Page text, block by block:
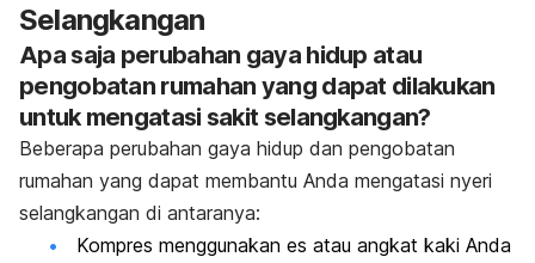
Selangkangan
Apa saja perubahan gaya hidup atau
pengobatan rumahan yang dapat dilakukan
untuk mengatasi sakit selangkangan?
Beberapa perubahan gaya hidup dan pengobatan
rumahan yang dapat membantu Anda mengatasi nyeri
selangkangan di antaranya:
Kompres menggunakan es atau angkat kaki Anda